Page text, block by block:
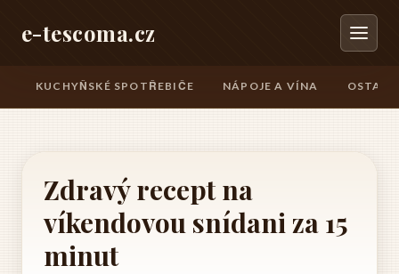
e-tescoma.cz
KUCHYŇSKÉ SPOTŘEBIČE NÁPOJE A VÍNA
Zdravý recept na
víkendovou snídani za 15
minut